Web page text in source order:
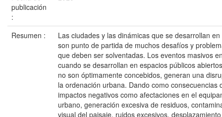
publicación
:
Resumen :
Las ciudades y las dinámicas que se desarrollan
son punto de partida de muchos desafíos y
que deben ser solventadas. Los eventos masivos
cuando se desarrollan en espacios públicos
no son óptimamente concebidos, generan una
la ordenación urbana. Dando como consecuencias
impactos negativos como afectaciones en el
urbano, generación excesiva de residuos,
visual del paisaje, ruidos excesivos,